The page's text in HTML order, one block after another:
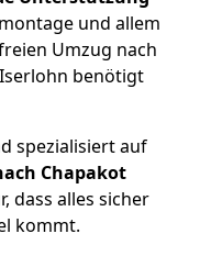
und allem
Umzug nach
benötigt
spezialisiert auf
Chapakot
dass alles sicher
kommt.